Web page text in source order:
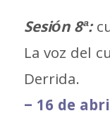
Sesión 8ª:
La voz del
Derrida.
– 16 de